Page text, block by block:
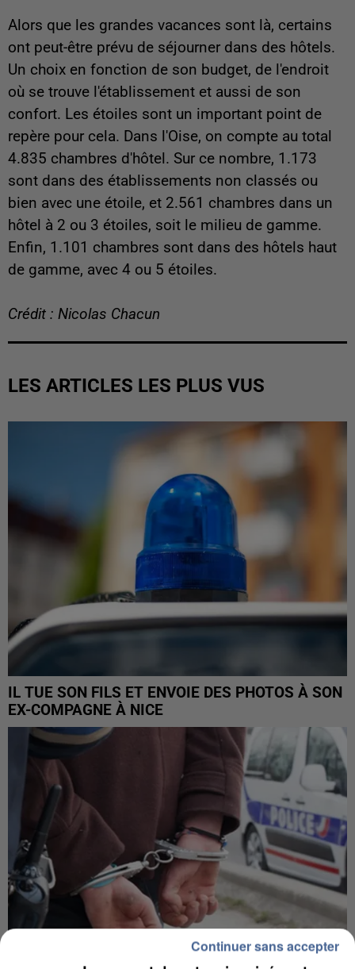
Alors que les grandes vacances sont là, certains
ont peut-être prévu de séjourner dans des hôtels.
Un choix en fonction de son budget, de l'endroit
où se trouve l'établissement et aussi de son
confort. Les étoiles sont un important point de
repère pour cela. Dans l'Oise, on compte au total
4.835 chambres d'hôtel. Sur ce nombre, 1.173
sont dans des établissements non classés ou
bien avec une étoile, et 2.561 chambres dans un
hôtel à 2 ou 3 étoiles, soit le milieu de gamme.
Enfin, 1.101 chambres sont dans des hôtels haut
de gamme, avec 4 ou 5 étoiles.
Crédit : Nicolas Chacun
LES ARTICLES LES PLUS VUS
IL TUE SON FILS ET ENVOIE DES PHOTOS À SON
EX-COMPAGNE À NICE
Continuer sans accepter